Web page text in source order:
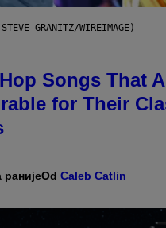
GRANITZ/WIREIMAGE)
Songs That
for Their
ранијеOd Caleb Catlin